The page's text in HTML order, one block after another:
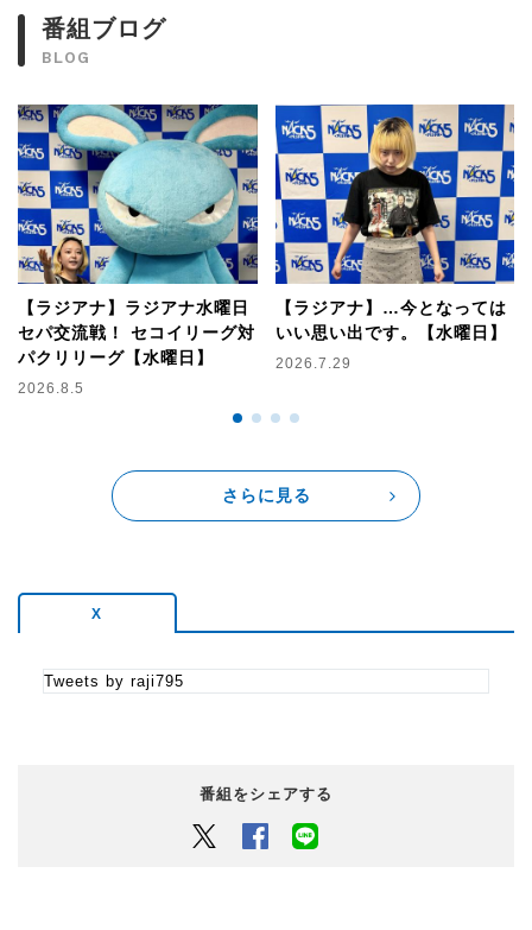
先週お送りいただいた「次週への宿題募集」で
RN【 暗闇★のドジョウ一
【暗闇★のドジョウ一】さん、ありがとうございます！
〜〜〜
---
そのほか、様々なコーナーで朝までお送りします！
コーナーの詳細は【メッセージを送る】ボタンから！
番組ブログ
BLOG
【ラジアナ】ラジアナ水曜日
セパ交流戦！ セコイリーグ対
パクリリーグ【水曜日】
2026.8.5
【ラジアナ】…今となっては
いい思い出です。【水曜日】
2026.7.29
さらに見る
X
Tweets by raji795
番組をシェアする
Twitter Facebook